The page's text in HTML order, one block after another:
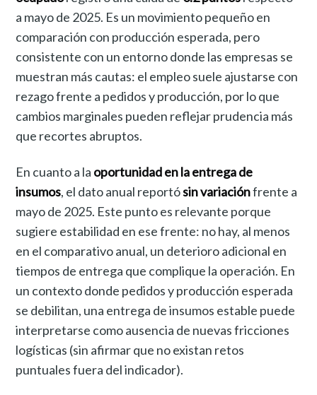
a mayo de 2025. Es un movimiento pequeño en
comparación con producción esperada, pero
consistente con un entorno donde las empresas se
muestran más cautas: el empleo suele ajustarse con
rezago frente a pedidos y producción, por lo que
cambios marginales pueden reflejar prudencia más
que recortes abruptos.
En cuanto a la oportunidad en la entrega de
insumos, el dato anual reportósin variaciónfrente a
mayo de 2025. Este punto es relevante porque
sugiere estabilidad en ese frente: no hay, al menos
en el comparativo anual, un deterioro adicional en
tiempos de entrega que complique la operación. En
un contexto donde pedidos y producción esperada
se debilitan, una entrega de insumos estable puede
interpretarse como ausencia de nuevas fricciones
logísticas (sin afirmar que no existan retos
puntuales fuera del indicador).